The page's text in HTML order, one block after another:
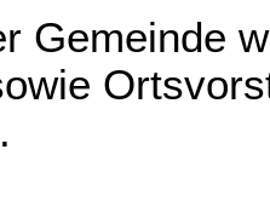
Gemeinde